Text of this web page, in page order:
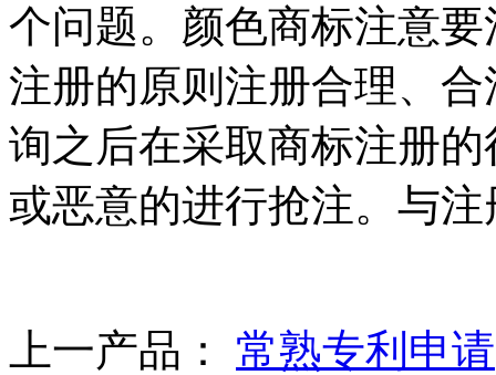
个问题。颜色商标注意
注册的原则注册合理、
询之后在采取商标注册
或恶意的进行抢注。与
上一产品： 常熟专利申请